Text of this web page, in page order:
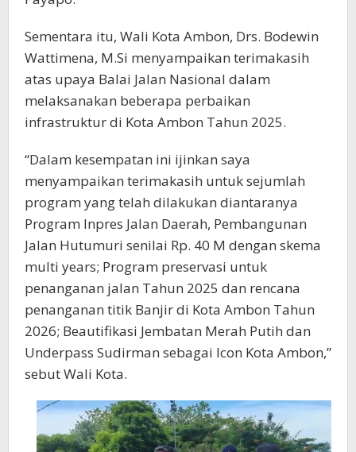
Sementara itu, Wali Kota Ambon, Drs. Bodewin
Wattimena, M.Si menyampaikan terimakasih
atas upaya Balai Jalan Nasional dalam
melaksanakan beberapa perbaikan
infrastruktur di Kota Ambon Tahun 2025.
“Dalam kesempatan ini ijinkan saya
menyampaikan terimakasih untuk sejumlah
program yang telah dilakukan diantaranya
Program Inpres Jalan Daerah, Pembangunan
Jalan Hutumuri senilai Rp. 40 M dengan skema
multi years; Program preservasi untuk
penanganan jalan Tahun 2025 dan rencana
penanganan titik Banjir di Kota Ambon Tahun
2026; Beautifikasi Jembatan Merah Putih dan
Underpass Sudirman sebagai Icon Kota Ambon,”
sebut Wali Kota.